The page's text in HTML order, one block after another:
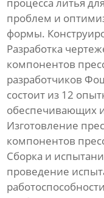
процесса литья
проблем и
формы.
Разработка
компонентов
разработчиков
состоит из 12
обеспечивающих
Изготовление
компонентов
Сборка и
проведение